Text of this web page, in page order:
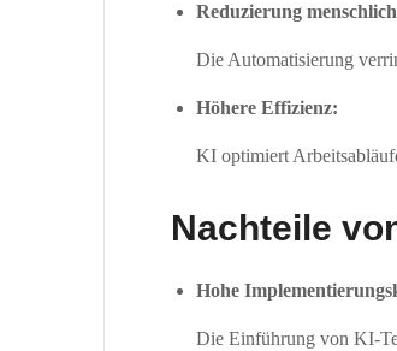
Reduzierung
Die Automatisierung
Höhere Effizienz:
KI optimiert
Nachteile
Hohe
Die Einführung von KI-